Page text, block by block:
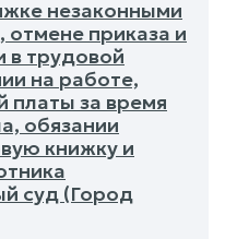
незаконными
отмене приказа и
в трудовой
на работе,
платы за время
обязании
книжку и
суд (Город